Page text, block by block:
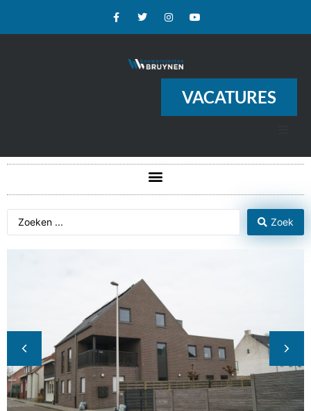
VACATURES
Zoek